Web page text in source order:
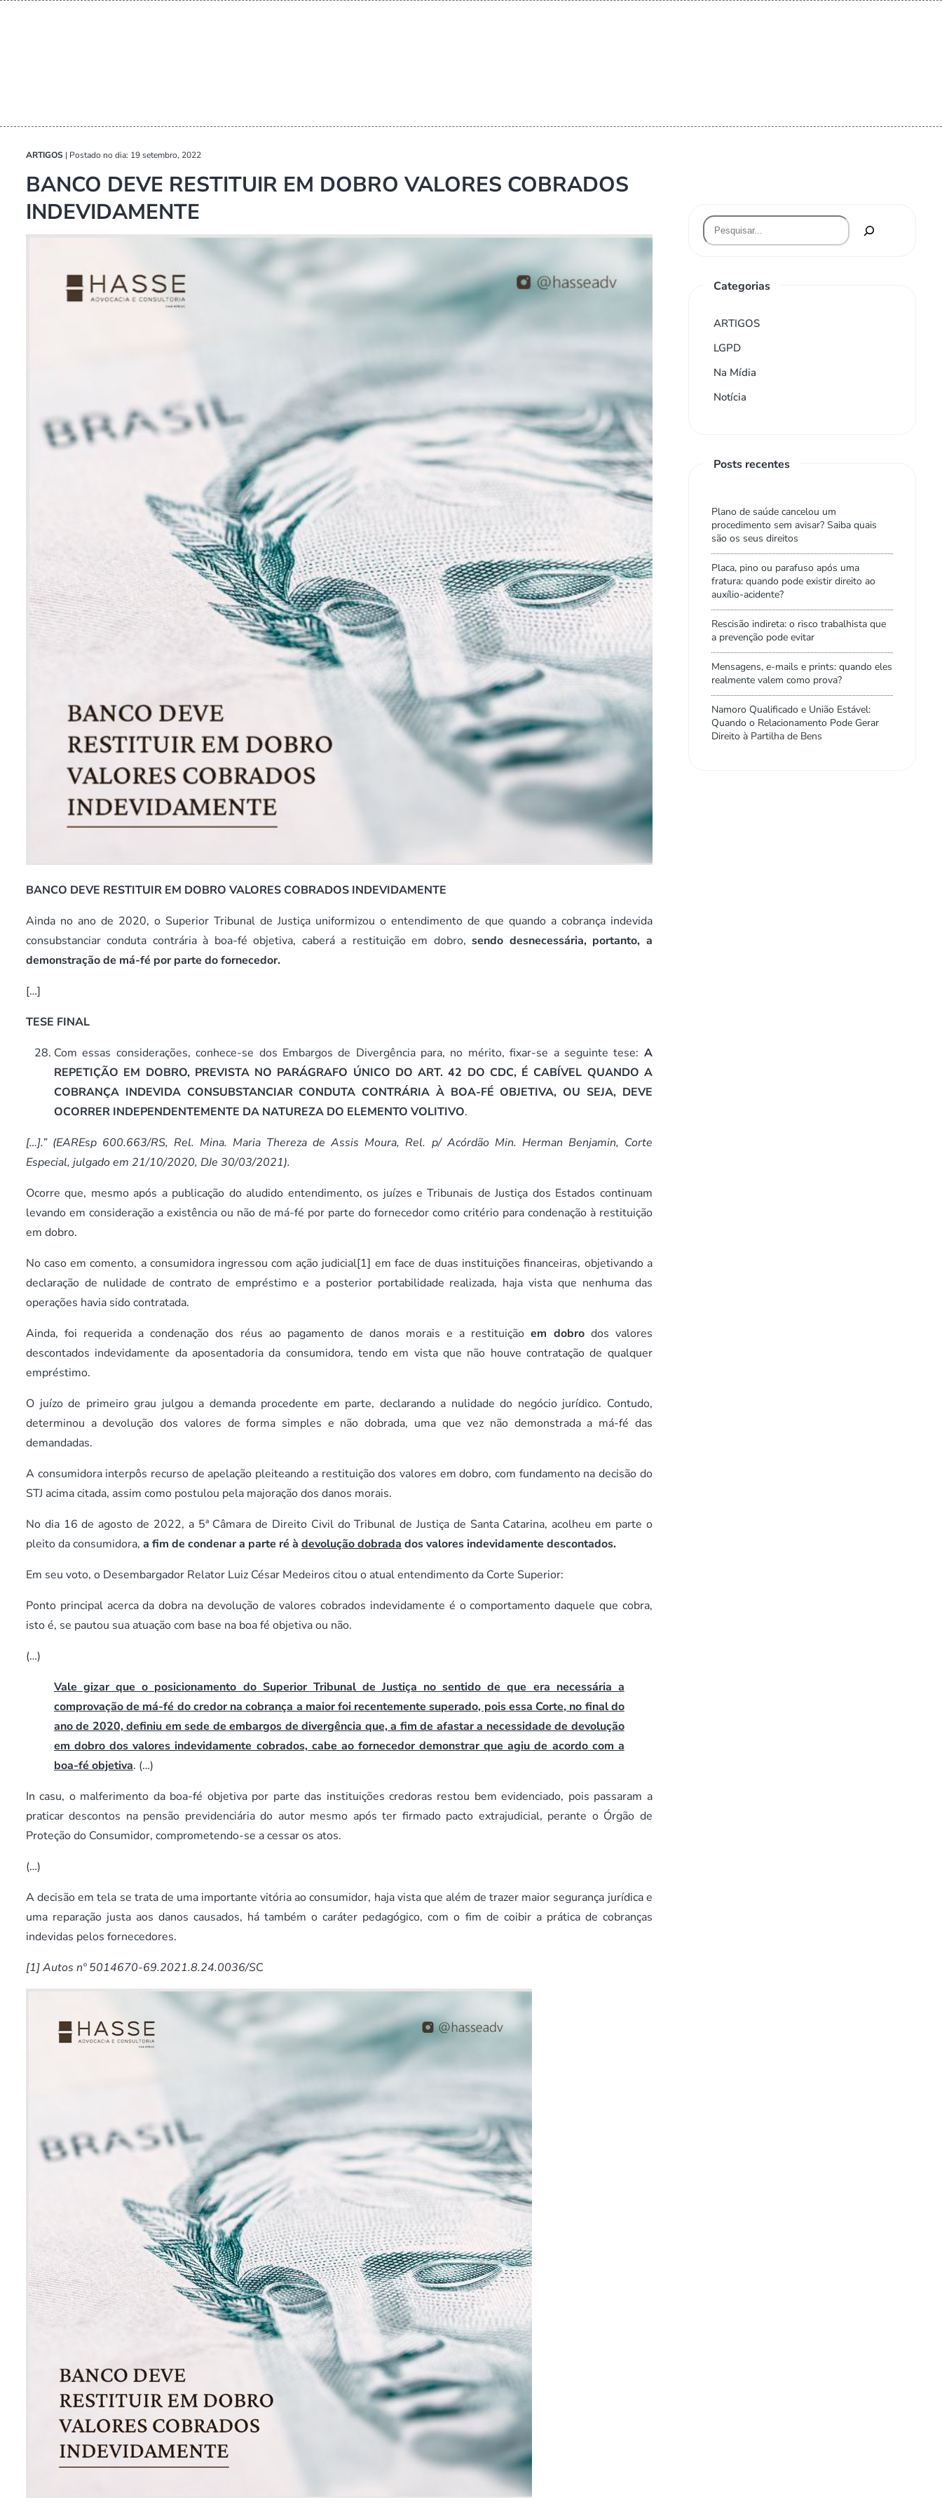
ARTIGOS | Postado no dia: 19 setembro, 2022
BANCO DEVE RESTITUIR EM DOBRO VALORES COBRADOS
INDEVIDAMENTE
BANCO DEVE RESTITUIR EM DOBRO VALORES COBRADOS INDEVIDAMENTE
Ainda no ano de 2020, o Superior Tribunal de Justiça uniformizou o entendimento de que quando a cobrança indevida
consubstanciar conduta contrária à boa-fé objetiva, caberá a restituição em dobro,sendo desnecessária, portanto, a
demonstração de má-fé por parte do fornecedor.
[…]
TESE FINAL
Com essas considerações, conhece-se dos Embargos de Divergência para, no mérito, fixar-se a seguinte tese: A
REPETIÇÃO EM DOBRO, PREVISTA NO PARÁGRAFO ÚNICO DO ART. 42 DO CDC, É CABÍVEL QUANDO A
COBRANÇA INDEVIDA CONSUBSTANCIAR CONDUTA CONTRÁRIA À BOA-FÉ OBJETIVA, OU SEJA, DEVE
OCORRER INDEPENDENTEMENTE DA NATUREZA DO ELEMENTO VOLITIVO.
[…].” (EAREsp 600.663/RS, Rel. Mina. Maria Thereza de Assis Moura, Rel. p/ Acórdão Min. Herman Benjamin, Corte
Especial, julgado em 21/10/2020, DJe 30/03/2021).
Ocorre que, mesmo após a publicação do aludido entendimento, os juízes e Tribunais de Justiça dos Estados continuam
levando em consideração a existência ou não de má-fé por parte do fornecedor como critério para condenação à restituição
em dobro.
No caso em comento, a consumidora ingressou com ação judicial[1] em face de duas instituições financeiras, objetivando a
declaração de nulidade de contrato de empréstimo e a posterior portabilidade realizada, haja vista que nenhuma das
operações havia sido contratada.
Ainda, foi requerida a condenação dos réus ao pagamento de danos morais e a restituiçãoem dobro dos valores
descontados indevidamente da aposentadoria da consumidora, tendo em vista que não houve contratação de qualquer
empréstimo.
O juízo de primeiro grau julgou a demanda procedente em parte, declarando a nulidade do negócio jurídico. Contudo,
determinou a devolução dos valores de forma simples e não dobrada, uma que vez não demonstrada a má-fé das
demandadas.
A consumidora interpôs recurso de apelação pleiteando a restituição dos valores em dobro, com fundamento na decisão do
STJ acima citada, assim como postulou pela majoração dos danos morais.
No dia 16 de agosto de 2022, a 5ª Câmara de Direito Civil do Tribunal de Justiça de Santa Catarina, acolheu em parte o
pleito da consumidora, a fim de condenar a parte ré à devolução dobrada dos valores indevidamente descontados.
Em seu voto, o Desembargador Relator Luiz César Medeiros citou o atual entendimento da Corte Superior:
Ponto principal acerca da dobra na devolução de valores cobrados indevidamente é o comportamento daquele que cobra,
isto é, se pautou sua atuação com base na boa fé objetiva ou não.
(…)
Vale gizar que o posicionamento do Superior Tribunal de Justiça no sentido de que era necessária a
comprovação de má-fé do credor na cobrança a maior foi recentemente superado, pois essa Corte, no final do
ano de 2020, definiu em sede de embargos de divergência que, a fim de afastar a necessidade de devolução
em dobro dos valores indevidamente cobrados, cabe ao fornecedor demonstrar que agiu de acordo com a
boa-fé objetiva. (…)
In casu, o malferimento da boa-fé objetiva por parte das instituições credoras restou bem evidenciado, pois passaram a
praticar descontos na pensão previdenciária do autor mesmo após ter firmado pacto extrajudicial, perante o Órgão de
Proteção do Consumidor, comprometendo-se a cessar os atos.
(…)
A decisão em tela se trata de uma importante vitória ao consumidor, haja vista que além de trazer maior segurança jurídica e
uma reparação justa aos danos causados, há também o caráter pedagógico, com o fim de coibir a prática de cobranças
indevidas pelos fornecedores.
[1]Autos nº 5014670-69.2021.8.24.0036/SC
Categorias
ARTIGOS
LGPD
Na Mídia
Notícia
Posts recentes
Plano de saúde cancelou um
procedimento sem avisar? Saiba quais
são os seus direitos
Placa, pino ou parafuso após uma
fratura: quando pode existir direito ao
auxílio-acidente?
Rescisão indireta: o risco trabalhista que
a prevenção pode evitar
Mensagens, e-mails e prints: quando eles
realmente valem como prova?
Namoro Qualificado e União Estável:
Quando o Relacionamento Pode Gerar
Direito à Partilha de Bens